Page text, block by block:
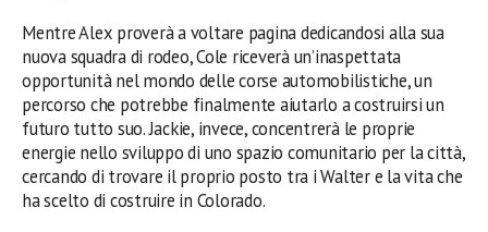
Mentre Alex proverà a voltare pagina dedicandosi alla sua
nuova squadra di rodeo, Cole riceverà un’inaspettata
opportunità nel mondo delle corse automobilistiche, un
percorso che potrebbe finalmente aiutarlo a costruirsi un
futuro tutto suo. Jackie, invece, concentrerà le proprie
energie nello sviluppo di uno spazio comunitario per la città,
cercando di trovare il proprio posto tra i Walter e la vita che
ha scelto di costruire in Colorado.